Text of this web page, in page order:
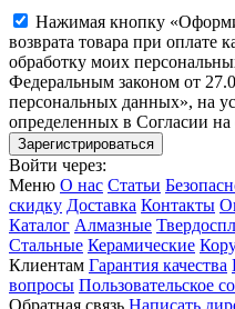
Нажимая кнопку
возврата товара при оплате
обработку моих
Федеральным законом от
персональных данных», на
определенных в Согласии
Войти через:
Меню О нас Статьи
скидку Доставка Контакты
Каталог Алмазные
Стальные Керамические
Клиентам Гарантия качества
вопросы Пользовательское